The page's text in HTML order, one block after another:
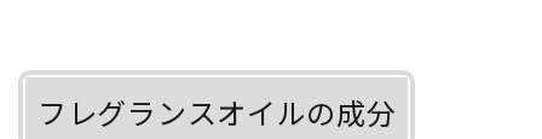
フレグランスオイルの成分